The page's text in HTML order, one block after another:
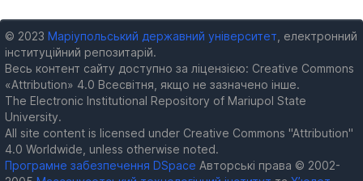
© 2023 Маріупольський державний університет , електронний
інституційний репозитарій.
Весь контент сайту доступно за ліцензією: Creative Commons
«Attribution» 4.0 Всесвітня, якщо не зазначено інше.
The Electronic Institutional Repository of Mariupol State
University.
All site content is licensed under Creative Commons "Attribution"
4.0 Worldwide, unless otherwise noted.
Програмне забезпечення DSpace Авторські права © 2002-